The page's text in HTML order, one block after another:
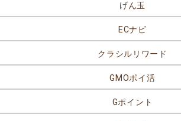
げん玉
ECナビ
クラシルリワード
GMOポイ活
Gポイント